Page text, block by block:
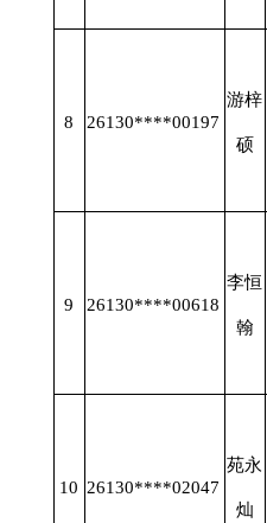
8 26130****00197
游梓
硕
9 26130****00618
李恒
翰
10 26130****02047
苑永
灿